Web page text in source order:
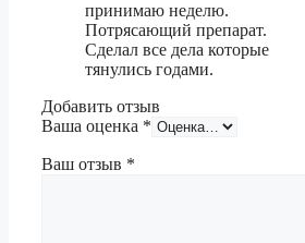
принимаю неделю.
Потрясающий препарат.
Сделал все дела которые
тянулись годами.
Добавить отзыв
Ваша оценка *
Ваш отзыв *